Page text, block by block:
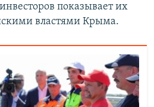
показывает их
властями Крыма.